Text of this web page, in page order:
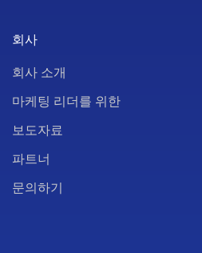
회사
회사 소개
마케팅 리더를 위한
보도자료
파트너
문의하기